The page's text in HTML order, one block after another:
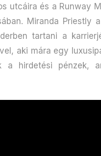
utcáira és a Runway
Miranda Priestly
tartani a
aki mára egy
hirdetési pénzek,